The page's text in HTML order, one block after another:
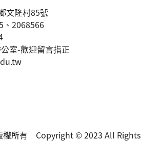
文隆村85號
、2068566
室-歡迎留言指正
所有 Copyright © 2023 All Rights